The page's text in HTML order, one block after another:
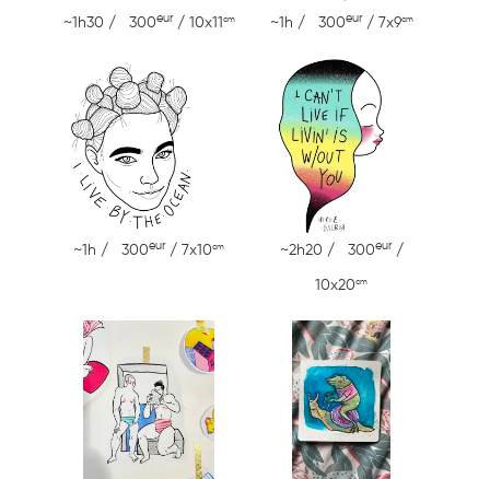
~1h30 / 300eur / 10x11 cm ~1h / 300eur / 7x9cm
~1h / 300eur / 7x10cm ~2h20 / 300eur /
10x20cm